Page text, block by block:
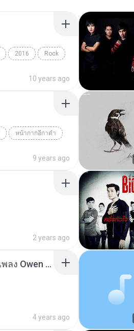
2016 Rock
10 years ago
หน้ากากอีกาดำ
9 years ago
2 years ago
AudioCutter_เธอมากับผัว เนื้อเพลง Owen เธอมากับผัว-ตัด.mp3
4 years ago